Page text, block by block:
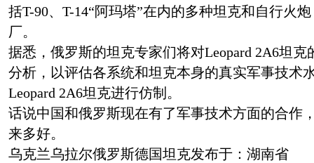
括T-90、T-14“阿玛塔”在内的多种坦克和自行火
厂。
据悉，俄罗斯的坦克专家们将对Leopard 2A6坦
分析，以评估各系统和坦克本身的真实军事技术
Leopard 2A6坦克进行仿制。
话说中国和俄罗斯现在有了军事技术方面的合作
来多好。
乌克兰乌拉尔俄罗斯德国坦克发布于：湖南省